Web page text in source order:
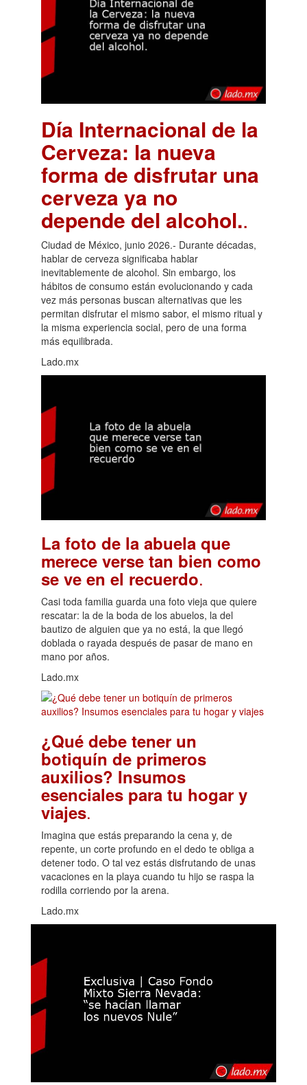
Día Internacional de la
Cerveza: la nueva
forma de disfrutar una
cerveza ya no
depende del alcohol..
Ciudad de México, junio 2026.- Durante décadas,
hablar de cerveza significaba hablar
inevitablemente de alcohol. Sin embargo, los
hábitos de consumo están evolucionando y cada
vez más personas buscan alternativas que les
permitan disfrutar el mismo sabor, el mismo ritual y
la misma experiencia social, pero de una forma
más equilibrada.
Lado.mx
La foto de la abuela que
merece verse tan bien como
se ve en el recuerdo.
Casi toda familia guarda una foto vieja que quiere
rescatar: la de la boda de los abuelos, la del
bautizo de alguien que ya no está, la que llegó
doblada o rayada después de pasar de mano en
mano por años.
Lado.mx
¿Qué debe tener un
botiquín de primeros
auxilios? Insumos
esenciales para tu hogar y
viajes.
Imagina que estás preparando la cena y, de
repente, un corte profundo en el dedo te obliga a
detener todo. O tal vez estás disfrutando de unas
vacaciones en la playa cuando tu hijo se raspa la
rodilla corriendo por la arena.
Lado.mx